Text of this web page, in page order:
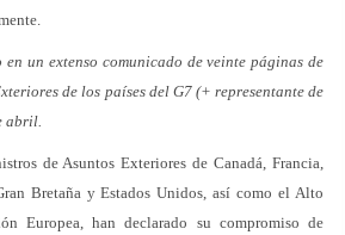
un extenso comunicado de veinte páginas de
de los países del G7 (+ representante de
abril.
de Asuntos Exteriores de Canadá, Francia,
Bretaña y Estados Unidos, así como el Alto
Europea, han declarado su compromiso de